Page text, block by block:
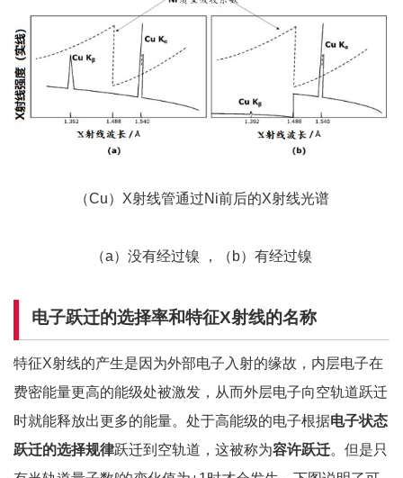
（Cu）X射线管通过Ni前后的X射线光谱
（a）没有经过镍 ，（b）有经过镍
电子跃迁的选择率和特征X射线的名称
特征X射线的产生是因为外部电子入射的缘故，内层电子在
费密能量更高的能级处被激发，从而外层电子向空轨道跃迁
时就能释放出更多的能量。处于高能级的电子根据电子状态
跃迁的选择规律跃迁到空轨道，这被称为容许跃迁。但是只